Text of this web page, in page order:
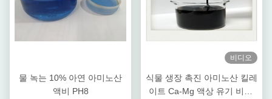
물 녹는 10% 아연 아미노산
액비 PH8
비디오
식물 생장 촉진 아미노산 킬레
이트 Ca-Mg 액상 유기 비료,